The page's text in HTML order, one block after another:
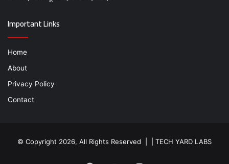
Important Links
Home
About
Privacy Policy
Contact
© Copyright 2026, All Rights Reserved | | TECH YARD LABS